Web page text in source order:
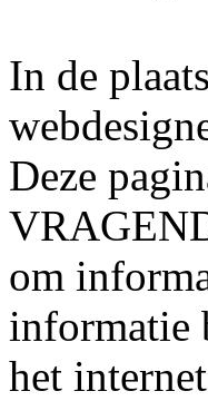
In de plaats
Deze
om
informatie
het